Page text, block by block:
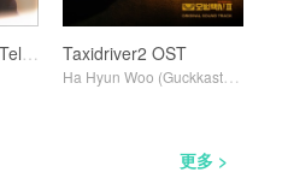
Love me (Original Television Soundtrack) Pt. 1 Taxidriver2 OST
Ha Hyun Woo (Guckkasten)
更多 >